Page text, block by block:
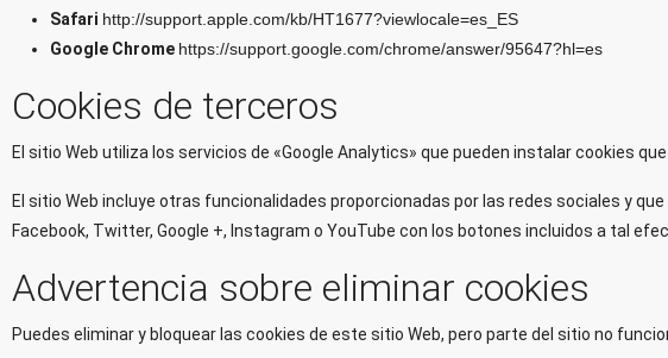
Safari http://support.apple.com/kb/HT1677?viewlocale=es_ES
Google Chrome https://support.google.com/chrome/answer/95647?hl=es
Cookies de terceros
El sitio Web utiliza los servicios de «Google Analytics» que pueden instalar cookies
El sitio Web incluye otras funcionalidades proporcionadas por las redes sociales y
Facebook, Twitter, Google +, Instagram o YouTube con los botones incluidos a tal
Advertencia sobre eliminar cookies
Puedes eliminar y bloquear las cookies de este sitio Web, pero parte del sitio no